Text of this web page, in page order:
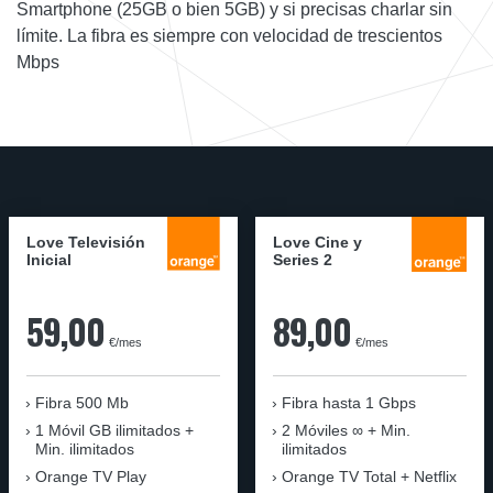
Smartphone (25GB o bien 5GB) y si precisas charlar sin
límite. La fibra es siempre con velocidad de trescientos
Mbps
Love Televisión
Inicial
59,00 €/mes
Fibra 500 Mb
1 Móvil GB ilimitados +
Min. ilimitados
Orange TV Play
Love Cine y
Series 2
89,00 €/mes
Fibra hasta 1 Gbps
2 Móviles ∞ + Min.
ilimitados
Orange TV Total + Netflix